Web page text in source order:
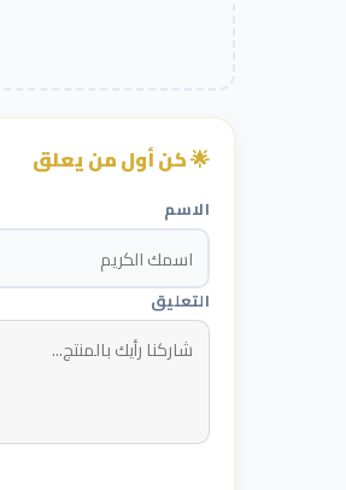
🌟 كن أول من يعلق
الاسم
التعليق